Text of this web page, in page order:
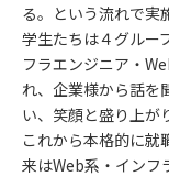
る。という流れで実
学生たちは４グルー
フラエンジニア・
れ、企業様から話を
い、笑顔と盛り上が
これから本格的に就
来はWeb系・インフ